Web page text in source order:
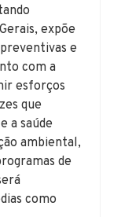
expõe
e
com a
esforços
que
a saúde
ambiental,
de
como